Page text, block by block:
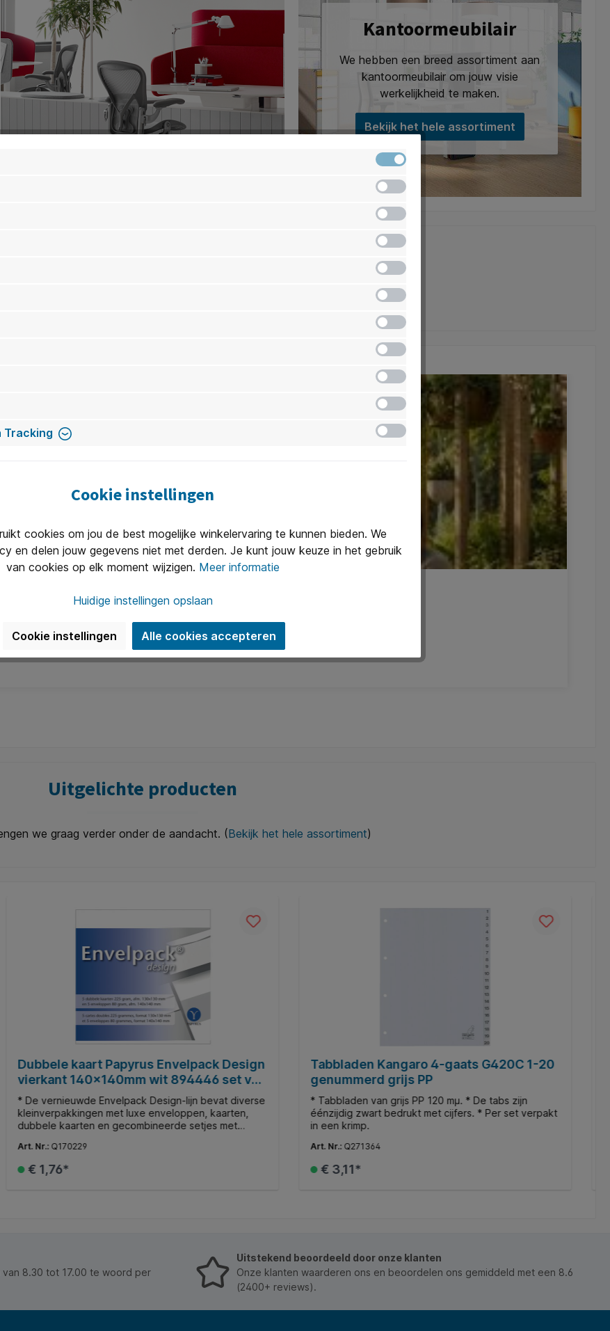
Kantoormeubilair
We hebben een breed assortiment aan
kantoormeubilair om jouw visie
werkelijkheid te maken.
Bekijk het hele assortiment
laatste artikelen van onze kantoorblog. (
ontmoeting samenkomen
Uitgelichte producten
we graag verder onder de aandacht. (Bekijk het hele assortiment)
Dubbele kaart Papyrus Envelpack Design
vierkant 140x140mm wit 894446 set van
5
* De vernieuwde Envelpack Design-lijn bevat diverse
kleinverpakkingen met luxe enveloppen, kaarten,
dubbele kaarten en gecombineerde setjes met
zijn leverbaar in de kleuren wit en ivoor en alle setjes
zijn verpakt in hersluitbare zakjes. * Gemaakt van
papier met een papiergewicht van 225 g/m². *
Art. Nr.: Q170229
€ 1,76*
Tabbladen Kangaro 4-gaats G420C 1-20
genummerd grijs PP
* Tabbladen van grijs PP 120 mµ. * De tabs zijn
éénzijdig zwart bedrukt met cijfers. * Per set verpakt
in een krimp.
Art. Nr.: Q271364
€ 3,11*
8.30 tot 17.00 te woord per
Uitstekend beoordeeld door onze klanten
Onze klanten waarderen ons en beoordelen ons gemiddeld met een 8.6
(2400+ reviews).
Tracking
Cookie instellingen
cookies om jou de best mogelijke winkelervaring te kunnen bieden. We
en delen jouw gegevens niet met derden. Je kunt jouw keuze in het gebruik
van cookies op elk moment wijzigen. Meer informatie
Huidige instellingen opslaan
Cookie instellingen Alle cookies accepteren